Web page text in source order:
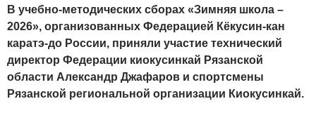
В учебно-методических сборах «Зимняя школа –
2026», организованных Федерацией Кёкусин-кан
каратэ-до России, приняли участие технический
директор Федерации киокусинкай Рязанской
области Александр Джафаров и спортсмены
Рязанской региональной организации Киокусинкай.